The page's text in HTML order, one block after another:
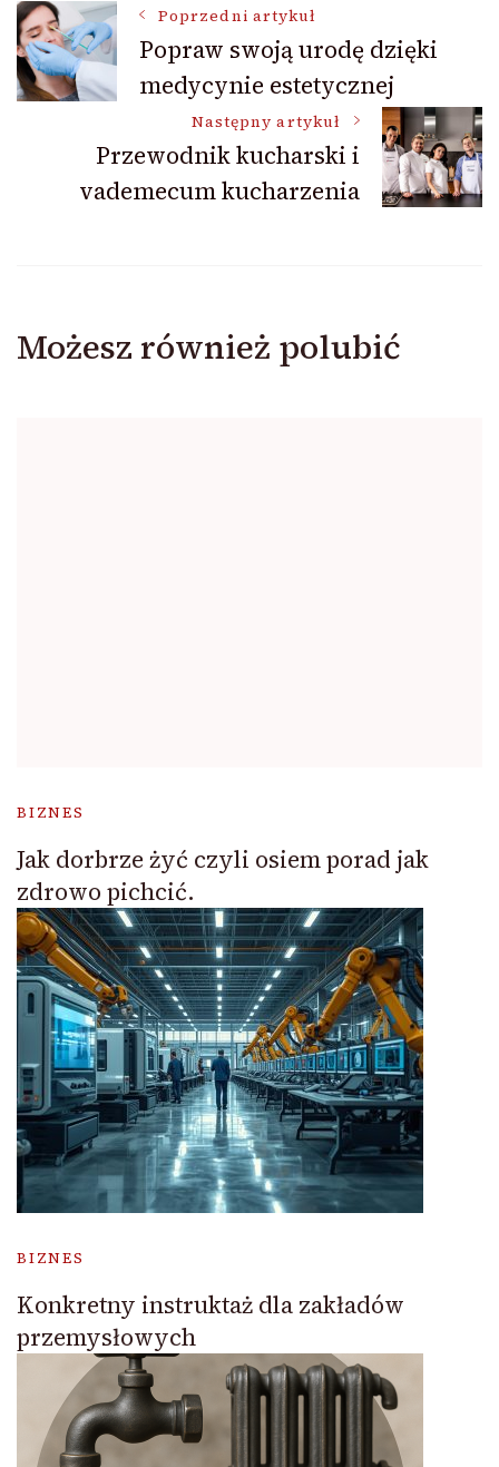
Nawigacja
wpisu
Poprzedni artykuł
Popraw swoją urodę dzięki
medycynie estetycznej
Następny artykuł
Przewodnik kucharski i
vademecum kucharzenia
Możesz również polubić
BIZNES
Jak dorbrze żyć czyli osiem porad jak
zdrowo pichcić.
BIZNES
Konkretny instruktaż dla zakładów
przemysłowych